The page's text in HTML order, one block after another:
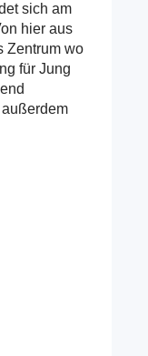
sich am
hier aus
Zentrum wo
für Jung